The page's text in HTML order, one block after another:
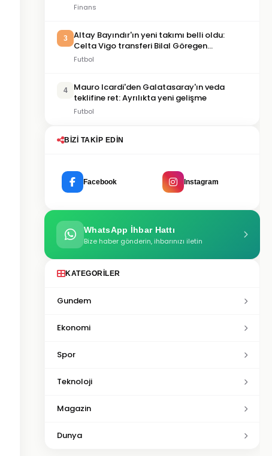
Finans
3
Altay Bayındır'ın yeni takımı belli oldu:
Celta Vigo transferi Bilal Göregen
videosuyla duyuruldu
Futbol
4
Mauro Icardi'den Galatasaray'ın veda
teklifine ret: Ayrılıkta yeni gelişme
Futbol
BIZI TAKIP EDIN
Facebook Instagram
WhatsApp İhbar Hattı
Bize haber gönderin, ihbarınızı iletin
KATEGORILER
Gundem
Ekonomi
Spor
Teknoloji
Magazin
Dunya